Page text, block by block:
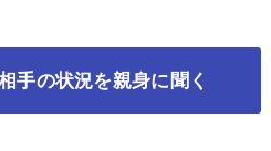
手の状況を親身に聞く